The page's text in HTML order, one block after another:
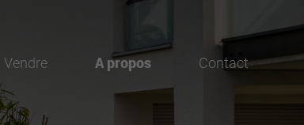
Vendre A propos Contact